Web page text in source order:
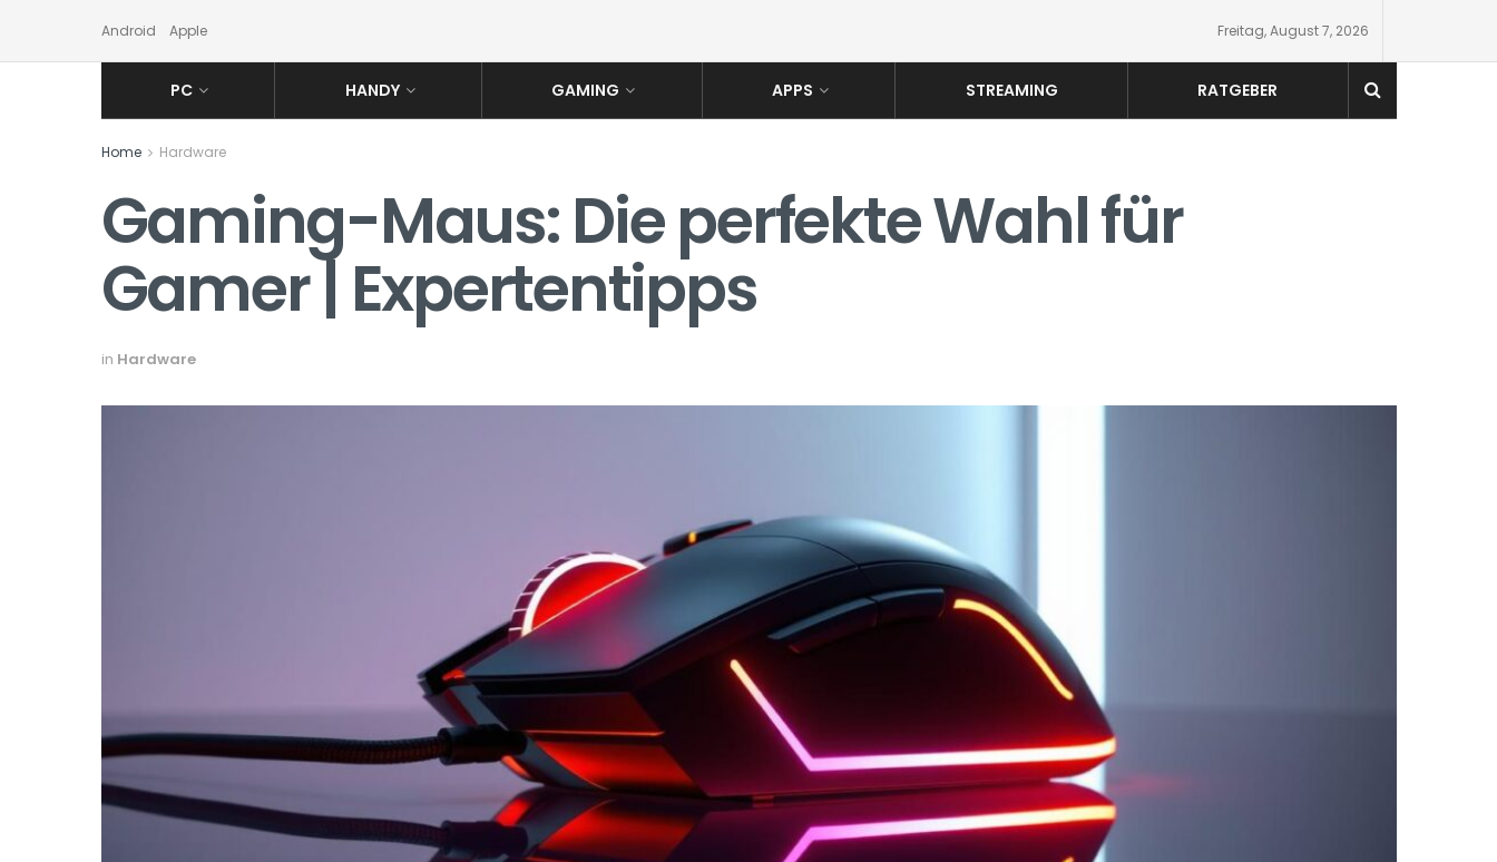
Android Apple Freitag, August 7, 2026
PC HANDY GAMING APPS STREAMING RATGEBER
Home Hardware
Gaming-Maus: Die perfekte Wahl für
Gamer | Expertentipps
in Hardware